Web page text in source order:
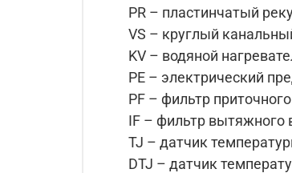
PR – пластинчатый
VS – круглый
KV – водяной
PE – электрический
PF – фильтр
IF – фильтр вытяжного
TJ – датчик
DTJ – датчик